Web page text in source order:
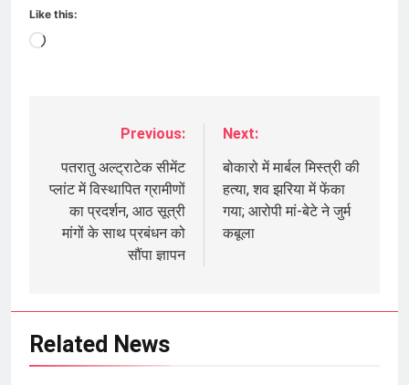
Like this:
Loading…
navigation
Previous:
पतरातु अल्ट्राटेक सीमेंट
प्लांट में विस्थापित ग्रामीणों
का प्रदर्शन, आठ सूत्री
मांगों के साथ प्रबंधन को
सौंपा ज्ञापन
Next:
बोकारो में मार्बल मिस्त्री की
हत्या, शव झरिया में फेंका
गया; आरोपी मां-बेटे ने जुर्म
कबूला
Related News